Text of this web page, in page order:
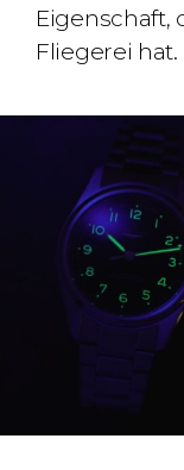
Eigenschaft,
Fliegerei hat.